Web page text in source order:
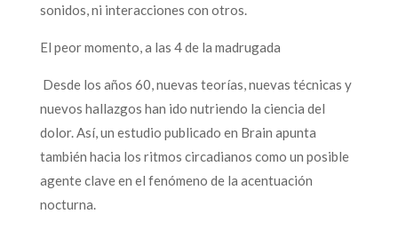
sonidos, ni interacciones con otros.
El peor momento, a las 4 de la madrugada
Desde los años 60, nuevas teorías, nuevas técnicas y
nuevos hallazgos han ido nutriendo la ciencia del
dolor. Así, un estudio publicado en Brain apunta
también hacia los ritmos circadianos como un posible
agente clave en el fenómeno de la acentuación
nocturna.